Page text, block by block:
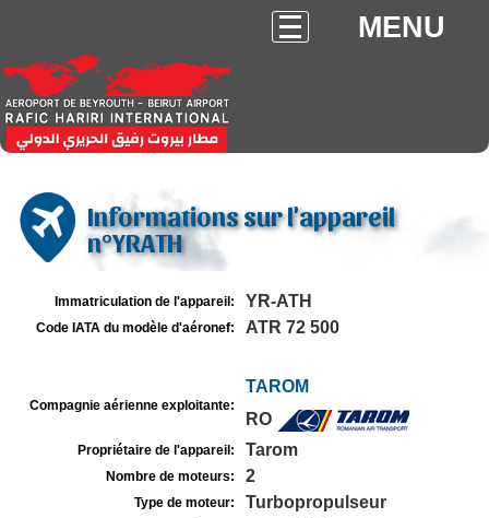
MENU
Informations sur l'appareil
n°YRATH
Immatriculation de l'appareil: YR-ATH
Code IATA du modèle d'aéronef: ATR 72 500
Compagnie aérienne exploitante:
TAROM
RO
Propriétaire de l'appareil: Tarom
Nombre de moteurs: 2
Type de moteur: Turbopropulseur